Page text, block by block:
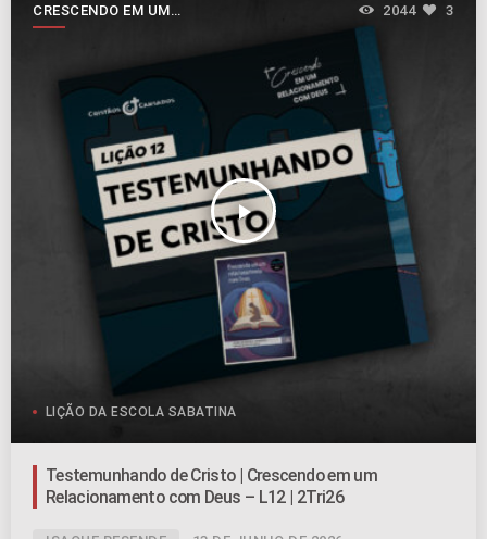
CRESCENDO EM UM
RELACIONAMENTO COM DEUS
play_arrow
2044 3
LIÇÃO DA ESCOLA SABATINA
Testemunhando de Cristo | Crescendo em um
Relacionamento com Deus – L12 | 2Tri26